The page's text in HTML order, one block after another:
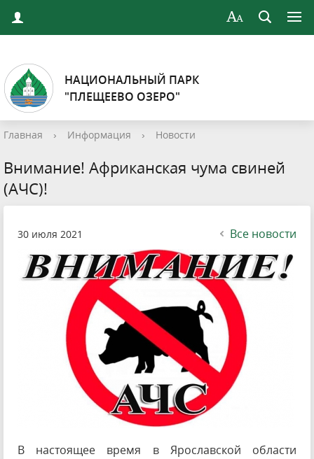
НАЦИОНАЛЬНЫЙ ПАРК
"ПЛЕЩЕЕВО ОЗЕРО"
Главная › Информация › Новости
Внимание! Африканская чума свиней
(АЧС)!
30 июля 2021 Все новости
В настоящее время в Ярославской области